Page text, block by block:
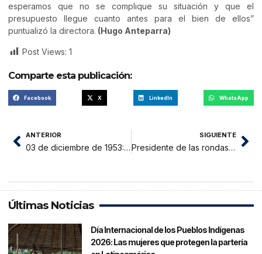
esperamos que no se complique su situación y que el
presupuesto llegue cuanto antes para el bien de ellos”
puntualizó la directora. (Hugo Anteparra)
Post Views: 1
Comparte esta publicación:
Facebook X LinkedIn WhatsApp
ANTERIOR
03 de diciembre de 1953: Día Trascendental para la Humanidad
SIGUIENTE
Presidente de las rondas campesinas de la provincia de San Martín confirma que de 14 distritos, solo 5 fueron beneficiados con vehículos.
Últimas Noticias
Día Internacional de los Pueblos Indígenas
2026: Las mujeres que protegen la partería